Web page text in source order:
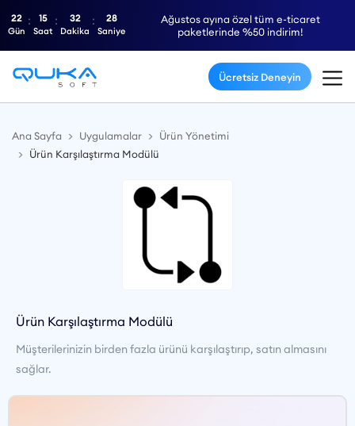
Ağustos ayına özel tüm e-ticaret
paketlerinde %50 indirim!
22
Gün
15
Saat
32
Dakika
28
Saniye
Ücretsiz Deneyin
Ana Sayfa Uygulamalar
Ürün Yönetimi
Ürün Karşılaştırma Modülü
Ürün Karşılaştırma Modülü
Müşterilerinizin birden fazla ürünü karşılaştırıp, satın almasını
sağlar.